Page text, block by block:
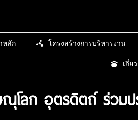
หลัก โครงสร้างการบริหารงาน
เกี่ย
โลก อุตรดิตถ์ ร่วมป